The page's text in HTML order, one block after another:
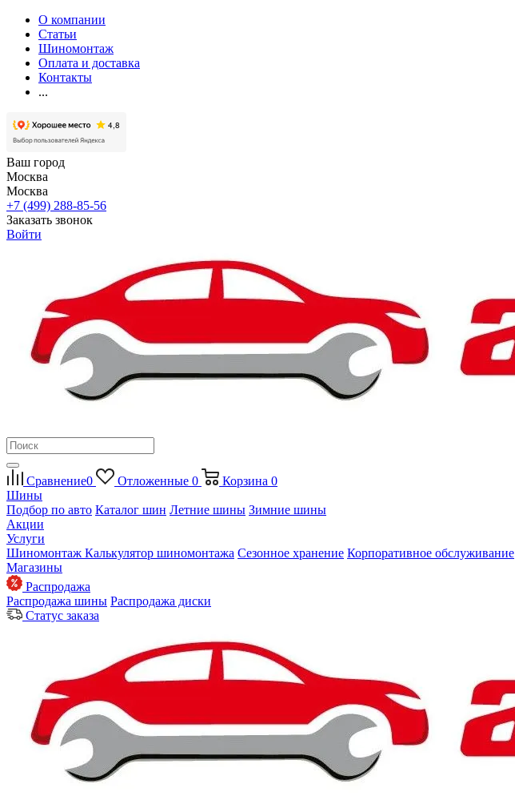
О компании
Статьи
Шиномонтаж
Оплата и доставка
Контакты
...
Ваш город
Москва
Москва
+7 (499) 288-85-56
Заказать звонок
Войти
Сравнение0 Отложенные 0 Корзина 0
Шины
Подбор по авто Каталог шин Летние шины Зимние шины
Акции
Услуги
Шиномонтаж Калькулятор шиномонтажа Сезонное хранение Корпоративное обслуживание
Магазины
Распродажа
Распродажа шины Распродажа диски
Статус заказа